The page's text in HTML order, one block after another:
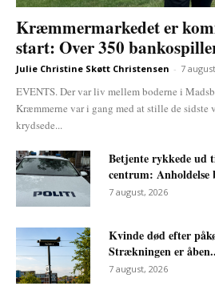
Kræmmermarkedet er
start: Over 350
Julie Christine Skøtt Christensen - 7
EVENTS. Der var liv mellem boderne i
Kræmmerne var i gang med at stille de
krydsede...
Betjente rykkede ud
centrum: Anholdelse
7 august, 2026
Kvinde død efter
Strækningen er
7 august, 2026